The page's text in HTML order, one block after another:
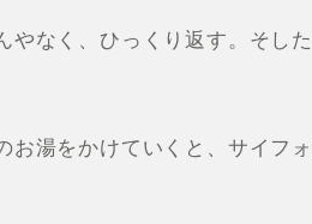
やなく、ひっくり返す。そし
お湯をかけていくと、サイフ